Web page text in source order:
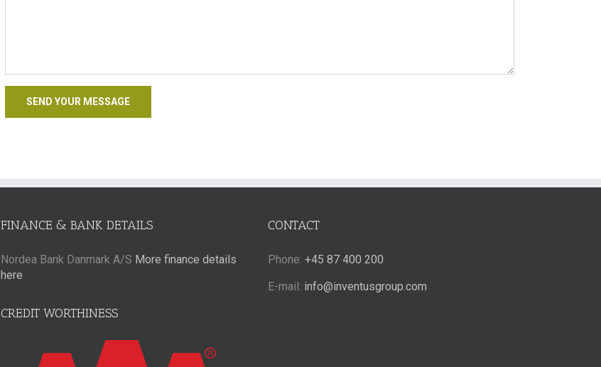
FINANCE & BANK DETAILS
Nordea Bank Danmark A/S More finance details
here
CONTACT
Phone:+45 87 400 200
E-mail: info@inventusgroup.com
CREDIT WORTHINESS